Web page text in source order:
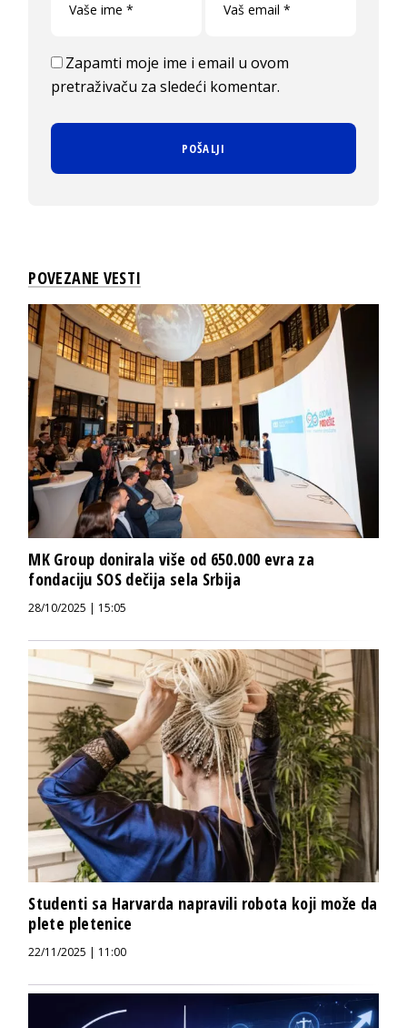
Zapamti moje ime i email u ovom
pretraživaču za sledeći komentar.
POVEZANE VESTI
MK Group donirala više od 650.000 evra za
fondaciju SOS dečija sela Srbija
28/10/2025 | 15:05
Studenti sa Harvarda napravili robota koji može da
plete pletenice
22/11/2025 | 11:00